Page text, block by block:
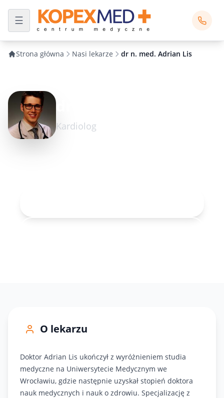
Strona główna Nasi lekarze dr n. med. Adrian Lis
Kardiolog
O lekarzu
Doktor Adrian Lis ukończył z wyróżnieniem studia
medyczne na Uniwersytecie Medycznym we
Wrocławiu, gdzie następnie uzyskał stopień doktora
nauk medycznych i nauk o zdrowiu. Specjalizację z